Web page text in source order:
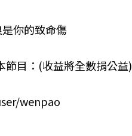
是你的致命傷
節目：(收益將全數捐公益)
wenpao